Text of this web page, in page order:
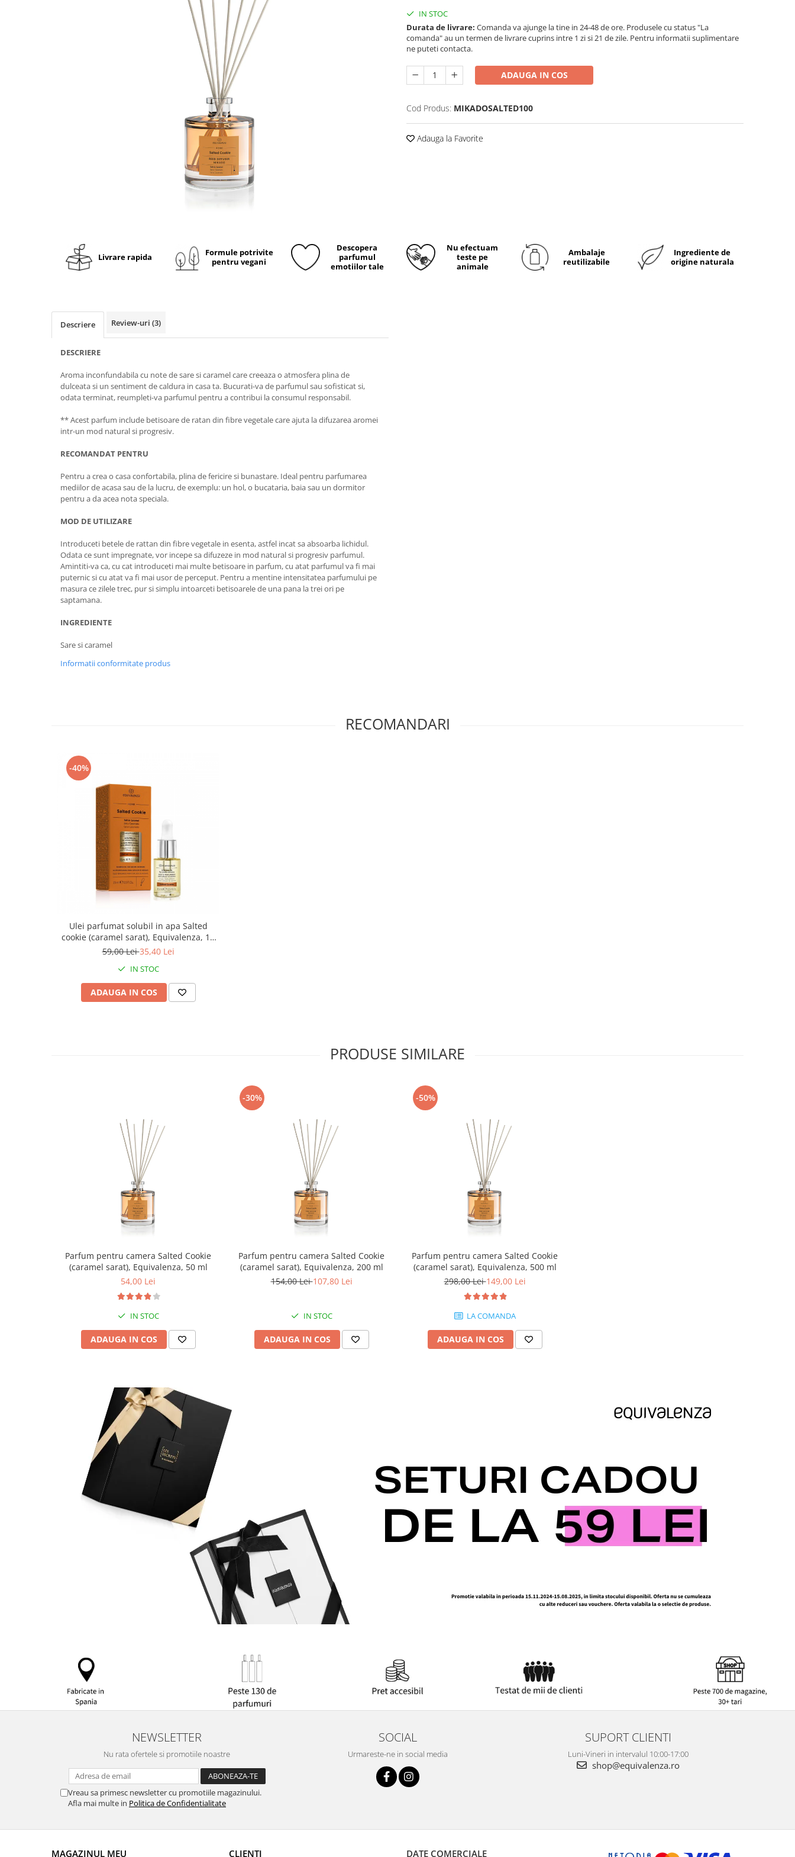
IN STOC
Durata de livrare: Comanda va ajunge la tine in 24-48 de ore. Produsele cu status "La
comanda" au un termen de livrare cuprins intre 1 zi si 21 de zile. Pentru informatii suplimentare
ne puteti contacta.
ADAUGA IN COS
Cod Produs: MIKADOSALTED100
Adauga la Favorite
Livrare rapida
Formule potrivite
pentru vegani
Descopera
parfumul
emotiilor tale
Nu efectuam
teste pe
animale
Ambalaje
reutilizabile
Ingrediente de
origine naturala
Descriere Review-uri (3)
DESCRIERE
Aroma inconfundabila cu note de sare si caramel care creeaza o atmosfera plina de
dulceata si un sentiment de caldura in casa ta. Bucurati-va de parfumul sau sofisticat si,
odata terminat, reumpleti-va parfumul pentru a contribui la consumul responsabil.
** Acest parfum include betisoare de ratan din fibre vegetale care ajuta la difuzarea aromei
intr-un mod natural si progresiv.
RECOMANDAT PENTRU
Pentru a crea o casa confortabila, plina de fericire si bunastare. Ideal pentru parfumarea
mediilor de acasa sau de la lucru, de exemplu: un hol, o bucataria, baia sau un dormitor
pentru a da acea nota speciala.
MOD DE UTILIZARE
Introduceti betele de rattan din fibre vegetale in esenta, astfel incat sa absoarba lichidul.
Odata ce sunt impregnate, vor incepe sa difuzeze in mod natural si progresiv parfumul.
Amintiti-va ca, cu cat introduceti mai multe betisoare in parfum, cu atat parfumul va fi mai
puternic si cu atat va fi mai usor de perceput. Pentru a mentine intensitatea parfumului pe
masura ce zilele trec, pur si simplu intoarceti betisoarele de una pana la trei ori pe
saptamana.
INGREDIENTE
Sare si caramel
Informatii conformitate produs
RECOMANDARI
-40%
Ulei parfumat solubil in apa Salted
cookie (caramel sarat), Equivalenza, 15
ml
59,00 Lei35,40 Lei
IN STOC
ADAUGA IN COS
PRODUSE SIMILARE
Parfum pentru camera Salted Cookie
(caramel sarat), Equivalenza, 50 ml
54,00 Lei
IN STOC
ADAUGA IN COS
-30%
Parfum pentru camera Salted Cookie
(caramel sarat), Equivalenza, 200 ml
154,00 Lei107,80 Lei
IN STOC
ADAUGA IN COS
-50%
Parfum pentru camera Salted Cookie
(caramel sarat), Equivalenza, 500 ml
298,00 Lei149,00 Lei
LA COMANDA
ADAUGA IN COS
NEWSLETTER
Nu rata ofertele si promotiile noastre
Vreau sa primesc newsletter cu promotiile magazinului.
Afla mai multe in Politica de Confidentialitate
SOCIAL
Urmareste-ne in social media
SUPORT CLIENTI
Luni-Vineri in intervalul 10:00-17:00
shop@equivalenza.ro
MAGAZINUL MEU CLIENTI DATE COMERCIALE